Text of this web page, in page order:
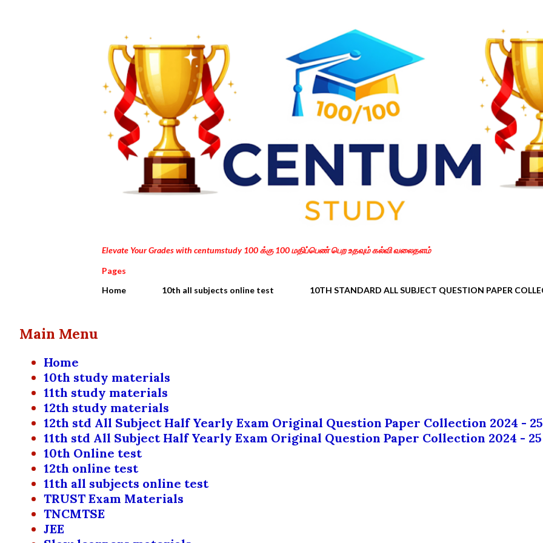
Elevate Your Grades with centumstudy 100 க்கு 100 மதிப்பெண் பெற உதவும் கல்வி வலைதளம்
Pages
Home
10th all subjects online test 10TH STANDARD ALL SUBJECT QUESTION PAPER
Main Menu
Home
10th study materials
11th study materials
12th study materials
12th std All Subject Half Yearly Exam Original Question Paper Collection 2024 - 25
11th std All Subject Half Yearly Exam Original Question Paper Collection 2024 - 25
10th Online test
12th online test
11th all subjects online test
TRUST Exam Materials
TNCMTSE
JEE